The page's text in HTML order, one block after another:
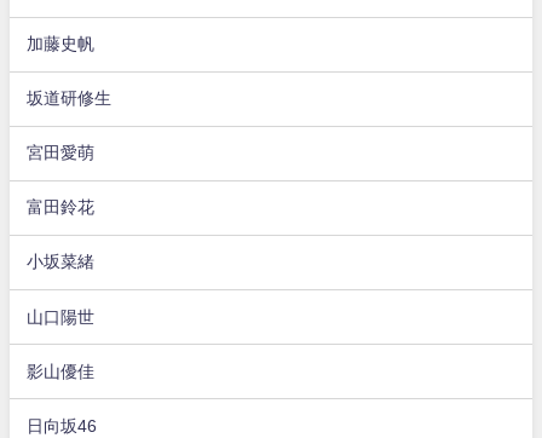
加藤史帆
坂道研修生
宮田愛萌
富田鈴花
小坂菜緒
山口陽世
影山優佳
日向坂46